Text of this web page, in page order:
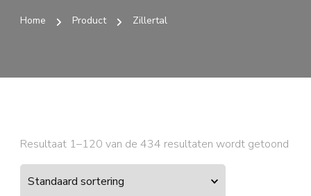
Home Product Zillertal
Resultaat 1–120 van de 434 resultaten wordt getoond